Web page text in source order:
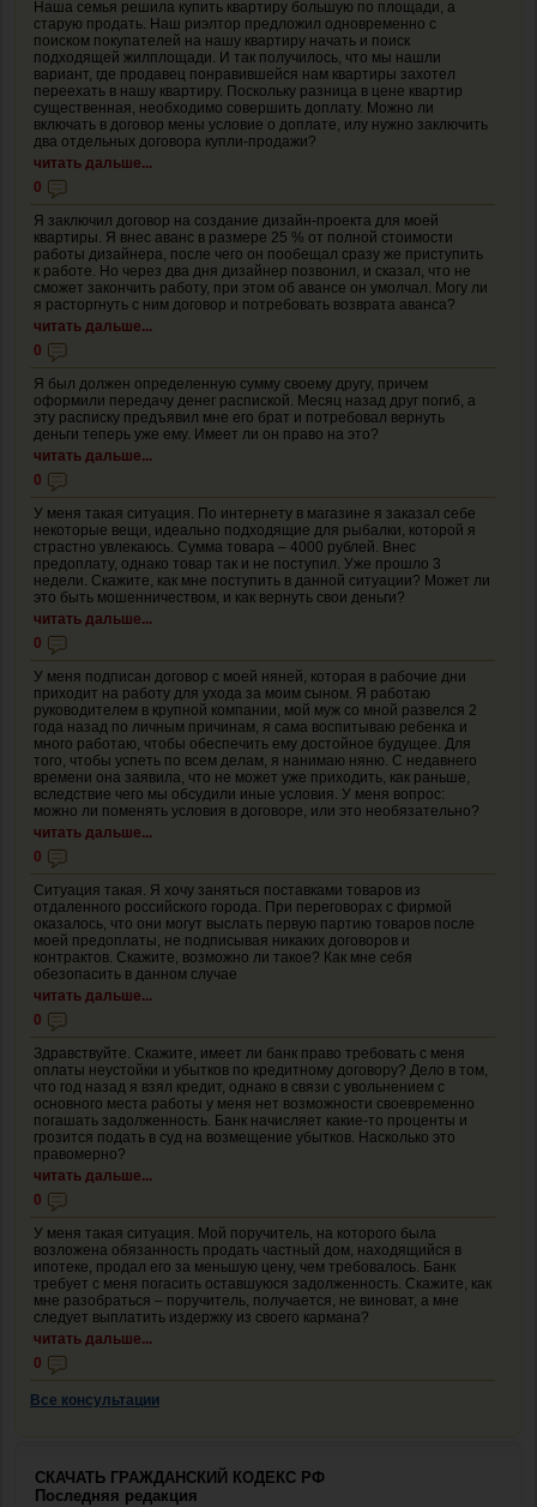
Наша семья решила купить квартиру большую по площади, а
старую продать. Наш риэлтор предложил одновременно с
поиском покупателей на нашу квартиру начать и поиск
подходящей жилплощади. И так получилось, что мы нашли
вариант, где продавец понравившейся нам квартиры захотел
переехать в нашу квартиру. Поскольку разница в цене квартир
существенная, необходимо совершить доплату. Можно ли
включать в договор мены условие о доплате, илу нужно заключить
два отдельных договора купли-продажи?
читать дальше...
0
Я заключил договор на создание дизайн-проекта для моей
квартиры. Я внес аванс в размере 25 % от полной стоимости
работы дизайнера, после чего он пообещал сразу же приступить
к работе. Но через два дня дизайнер позвонил, и сказал, что не
сможет закончить работу, при этом об авансе он умолчал. Могу ли
я расторгнуть с ним договор и потребовать возврата аванса?
читать дальше...
0
Я был должен определенную сумму своему другу, причем
оформили передачу денег распиской. Месяц назад друг погиб, а
эту расписку предъявил мне его брат и потребовал вернуть
деньги теперь уже ему. Имеет ли он право на это?
читать дальше...
0
У меня такая ситуация. По интернету в магазине я заказал себе
некоторые вещи, идеально подходящие для рыбалки, которой я
страстно увлекаюсь. Сумма товара – 4000 рублей. Внес
предоплату, однако товар так и не поступил. Уже прошло 3
недели. Скажите, как мне поступить в данной ситуации? Может ли
это быть мошенничеством, и как вернуть свои деньги?
читать дальше...
0
У меня подписан договор с моей няней, которая в рабочие дни
приходит на работу для ухода за моим сыном. Я работаю
руководителем в крупной компании, мой муж со мной развелся 2
года назад по личным причинам, я сама воспитываю ребенка и
много работаю, чтобы обеспечить ему достойное будущее. Для
того, чтобы успеть по всем делам, я нанимаю няню. С недавнего
времени она заявила, что не может уже приходить, как раньше,
вследствие чего мы обсудили иные условия. У меня вопрос:
можно ли поменять условия в договоре, или это необязательно?
читать дальше...
0
Ситуация такая. Я хочу заняться поставками товаров из
отдаленного российского города. При переговорах с фирмой
оказалось, что они могут выслать первую партию товаров после
моей предоплаты, не подписывая никаких договоров и
контрактов. Скажите, возможно ли такое? Как мне себя
обезопасить в данном случае
читать дальше...
0
Здравствуйте. Скажите, имеет ли банк право требовать с меня
оплаты неустойки и убытков по кредитному договору? Дело в том,
что год назад я взял кредит, однако в связи с увольнением с
основного места работы у меня нет возможности своевременно
погашать задолженность. Банк начисляет какие-то проценты и
грозится подать в суд на возмещение убытков. Насколько это
правомерно?
читать дальше...
0
У меня такая ситуация. Мой поручитель, на которого была
возложена обязанность продать частный дом, находящийся в
ипотеке, продал его за меньшую цену, чем требовалось. Банк
требует с меня погасить оставшуюся задолженность. Скажите, как
мне разобраться – поручитель, получается, не виноват, а мне
следует выплатить издержку из своего кармана?
читать дальше...
0
Все консультации
СКАЧАТЬ ГРАЖДАНСКИЙ КОДЕКС РФ
Последняя редакция